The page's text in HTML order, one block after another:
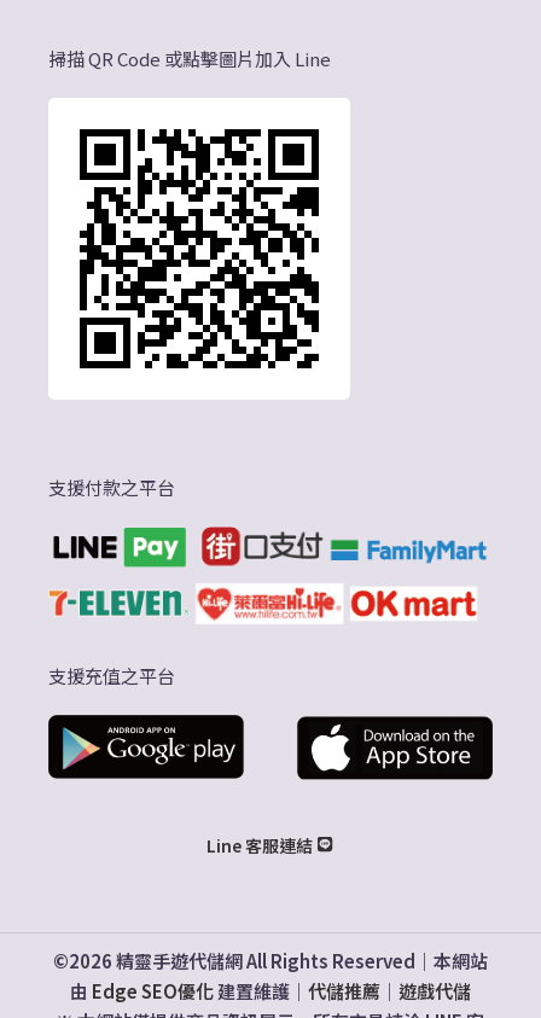
掃描 QR Code 或點擊圖片加入 Line
支援付款之平台
支援充值之平台
Line 客服連結
©2026 精靈手遊代儲網 All Rights Reserved｜本網站
由 Edge SEO優化建置維護｜ 代儲推薦｜ 遊戲代儲